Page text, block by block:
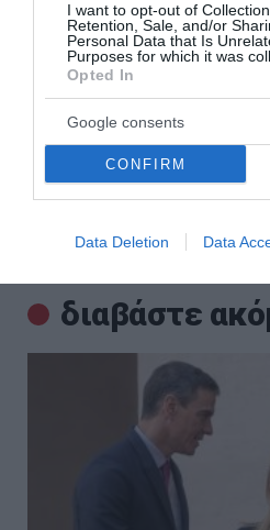
I want to opt-out of
Retention, Sale, and/or
Personal Data that Is
Purposes for which it was
Opted In
Google consents
CONFIRM
Data Deletion Data
Αμαζόνιος: Στο χαμηλότερο
αποψίλωση – Μείωση 37%
ΑΑΔΕ: Άνοιξε ξανά η πλατφόρμα
Αίτηση Ενίσχυσης 2026 – Οι
«Φωτιά» στην τιμή του
διαβάστε